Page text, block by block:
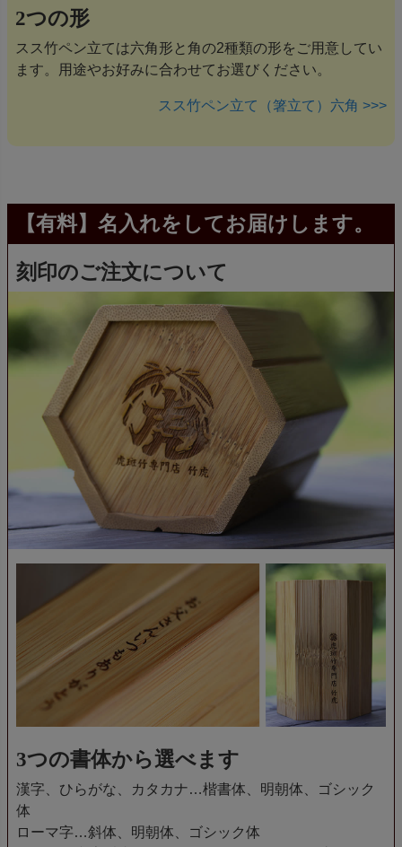
2つの形
スス竹ペン立ては六角形と角の2種類の形をご用意してい
ます。用途やお好みに合わせてお選びください。
スス竹ペン立て（箸立て）六角 >>>
【有料】名入れをしてお届けします。
刻印のご注文について
3つの書体から選べます
漢字、ひらがな、カタカナ…楷書体、明朝体、ゴシック
体
ローマ字…斜体、明朝体、ゴシック体